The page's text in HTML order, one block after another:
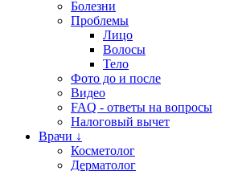
Болезни
Проблемы
Лицо
Волосы
Тело
Фото до и после
Видео
FAQ - ответы на вопросы
Налоговый вычет
Врачи ↓
Косметолог
Дерматолог